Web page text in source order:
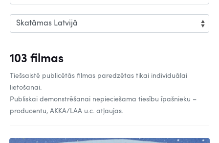
103 filmas
Tiešsaistē publicētās filmas paredzētas tikai individuālai
lietošanai.
Publiskai demonstrēšanai nepieciešama tiesību īpašnieku –
producentu, AKKA/LAA u.c. atļaujas.